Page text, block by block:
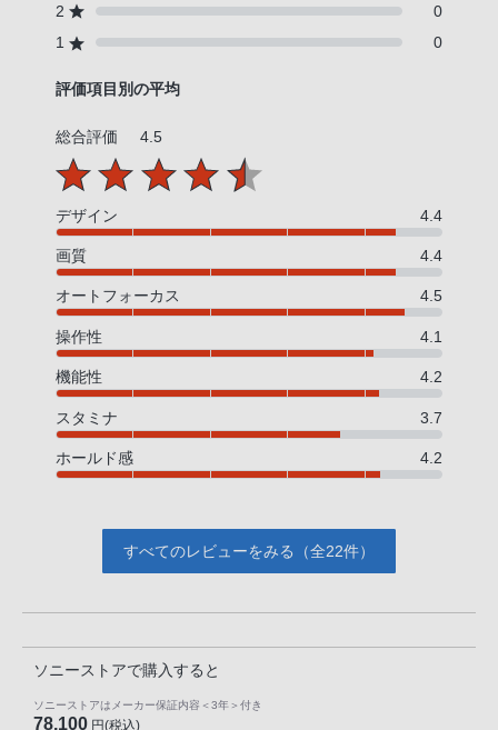
2
0
1
0
評価項目別の平均
総合評価 4.5
デザイン 4.4
画質 4.4
オートフォーカス 4.5
操作性 4.1
機能性 4.2
スタミナ 3.7
ホールド感 4.2
すべてのレビューをみる（全22件）
ソニーストアで購入すると
ソニーストアはメーカー保証内容 ＜3年＞ 付き
78,100 円(税込)